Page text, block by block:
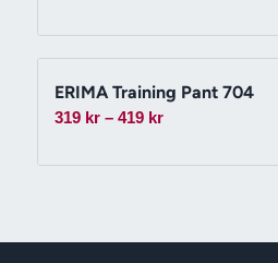
till
339 kr
ERIMA Training Pant 704
319 kr – 419 krPrisintervall:
till